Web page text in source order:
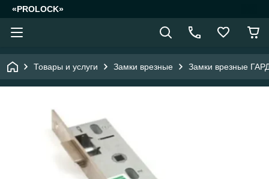
«PROLOCK»
Товары и услуги Замки врезные Замки врезные